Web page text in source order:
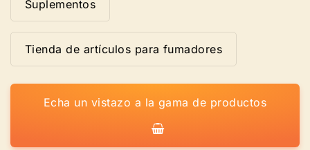
Suplementos
Tienda de artículos para fumadores
Echa un vistazo a la gama de productos